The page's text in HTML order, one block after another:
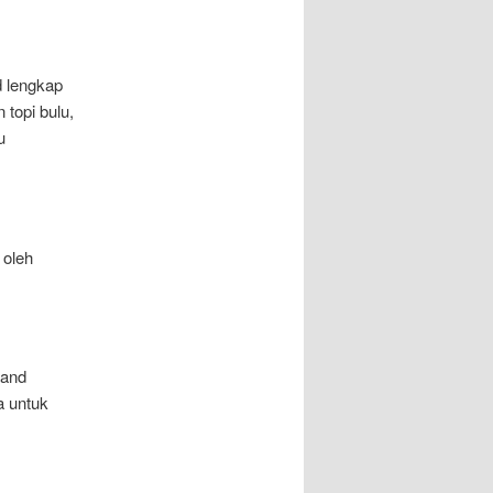
lengkap
topi bulu,
untuk